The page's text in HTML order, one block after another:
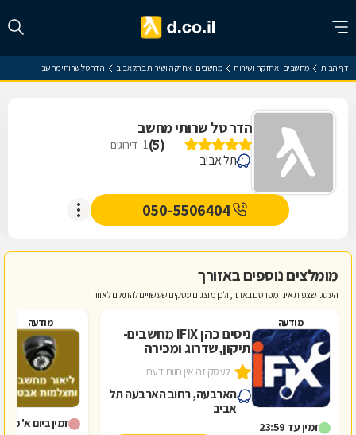
דף הבית מחשבים - אחזקה ושירות מחשבים - אחזקה ושירות בתל אביב הדר טל שרותי מחשב
הדר טל שרותי מחשב
(
5
)
1 דירוגים
תל אביב
050-5506404
מומלצים נוספים באזורך
העסק שצפית אינו מפרסם באתר, ולכן מוצגים עסקים שעשויים להתאים לאזור
מודעה
ניסים כהן IFIX מחשבים-
תיקון,שדרוג ומכירה
לעסק זה אין חוות דעת
הארבעה, רחוב הארבעה תל
אביב
זמין עד 23:59
מודעה
זמין ביום א' מ-8:00